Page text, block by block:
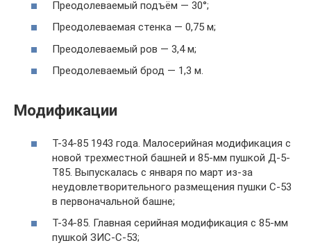
Преодолеваемый подъём — 30°;
Преодолеваемая стенка — 0,75 м;
Преодолеваемый ров — 3,4 м;
Преодолеваемый брод — 1,3 м.
Модификации
Т-34-85 1943 года. Малосерийная модификация с
новой трехместной башней и 85-мм пушкой Д-5-
Т85. Выпускалась с января по март из-за
неудовлетворительного размещения пушки С-53
в первоначальной башне;
Т-34-85. Главная серийная модификация с 85-мм
пушкой ЗИС-С-53;